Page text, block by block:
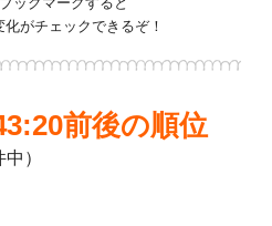
がチェックできるぞ！
前後の順位
）